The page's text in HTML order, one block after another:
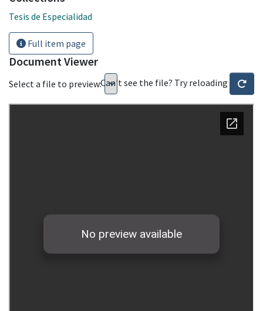
Tesis de Especialidad
Full item page
Document Viewer
Select a file to preview:Can't see the file? Try reloading